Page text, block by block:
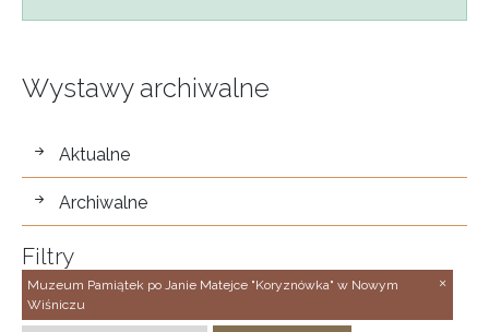
Wystawy archiwalne
wystawy
Aktualne
Archiwalne
Filtry
Muzeum Pamiątek po Janie Matejce "Koryznówka" w Nowym
Wiśniczu